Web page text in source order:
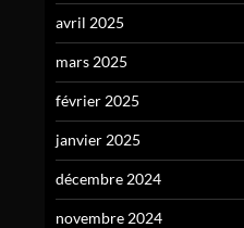
avril 2025
mars 2025
février 2025
janvier 2025
décembre 2024
novembre 2024